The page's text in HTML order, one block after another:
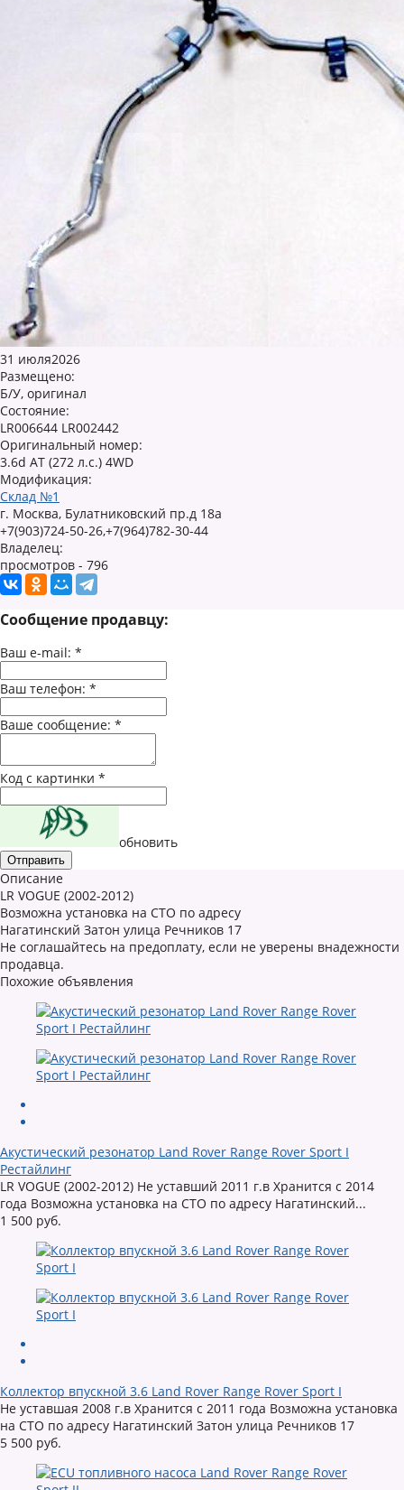
31 июля2026
Размещено:
Б/У, оригинал
Состояние:
LR006644 LR002442
Оригинальный номер:
3.6d AT (272 л.с.) 4WD
Модификация:
Склад №1
г. Москва, Булатниковский пр.д 18а
+7(903)724-50-26,+7(964)782-30-44
Владелец:
просмотров - 796
Сообщение продавцу:
Ваш e-mail: *
Ваш телефон: *
Ваше сообщение: *
Код с картинки *
обновить
Описание
LR VOGUE (2002-2012)
Возможна установка на СТО по адресу
Нагатинский Затон улица Речников 17
Не соглашайтесь на предоплату, если не уверены внадежности
продавца.
Похожие объявления
Акустический резонатор Land Rover Range Rover Sport I
Рестайлинг
LR VOGUE (2002-2012) Не уставший 2011 г.в Хранится с 2014
года Возможна установка на СТО по адресу Нагатинский...
1 500 руб.
Коллектор впускной 3.6 Land Rover Range Rover Sport I
Не уставшая 2008 г.в Хранится с 2011 года Возможна установка
на СТО по адресу Нагатинский Затон улица Речников 17
5 500 руб.